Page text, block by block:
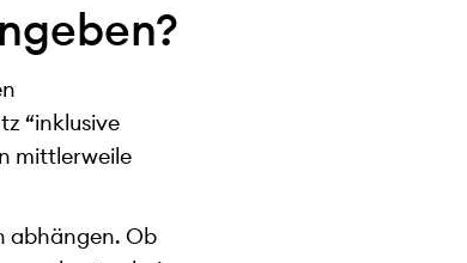
“inklusive
mittlerweile
abhängen. Ob